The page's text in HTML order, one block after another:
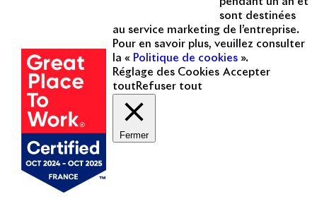
sont destinées
au service marketing de l’entreprise.
Pour en savoir plus, veuillez consulter
la « Politique de cookies ».
Réglage des Cookies Accepter
tout Refuser tout
Fermer